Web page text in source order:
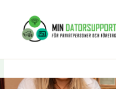
innehåll